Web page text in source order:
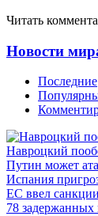
Читать
Новости
Последние
Навроцкий
Путин может
Испания
ЕС ввел
78 задержанных